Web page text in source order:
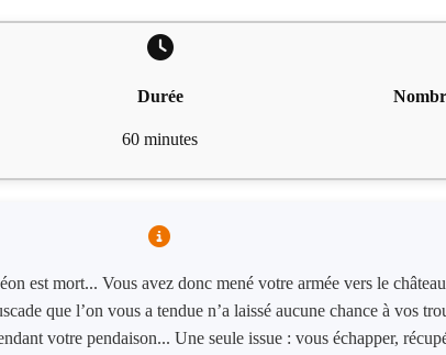
Durée
60 minutes
est mort... Vous avez donc mené votre armée vers le
que l’on vous a tendue n’a laissé aucune chance à vos
votre pendaison... Une seule issue : vous échapper,